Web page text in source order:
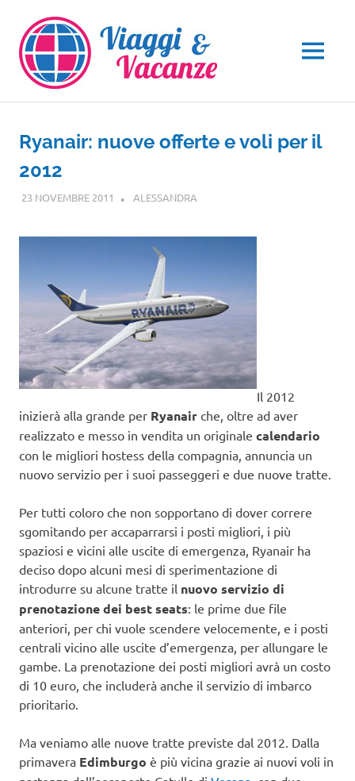
contenuto
MENU
Ryanair: nuove offerte e voli per il
2012
23 NOVEMBRE 2011 ALESSANDRA
Il 2012
inizierà alla grande per Ryanair che, oltre ad aver
realizzato e messo in vendita un originale calendario
con le migliori hostess della compagnia, annuncia un
nuovo servizio per i suoi passeggeri e due nuove tratte.
Per tutti coloro che non sopportano di dover correre
sgomitando per accaparrarsi i posti migliori, i più
spaziosi e vicini alle uscite di emergenza, Ryanair ha
deciso dopo alcuni mesi di sperimentazione di
introdurre su alcune tratte il nuovo servizio di
prenotazione dei best seats: le prime due file
anteriori, per chi vuole scendere velocemente, e i posti
centrali vicino alle uscite d’emergenza, per allungare le
gambe. La prenotazione dei posti migliori avrà un costo
di 10 euro, che includerà anche il servizio di imbarco
prioritario.
Ma veniamo alle nuove tratte previste dal 2012. Dalla
primavera Edimburgo è più vicina grazie ai nuovi voli in